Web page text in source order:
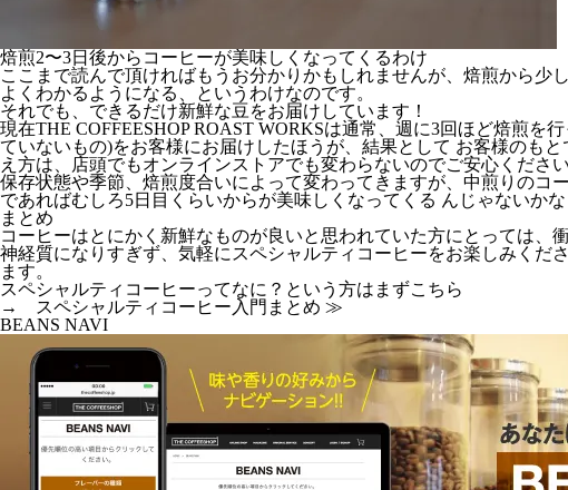
焙煎2〜3日後からコーヒーが美味しくなってくるわけ
ここまで読んで頂ければもうお分かりかもしれませんが、焙煎から
よくわかるようになる、というわけなのです。
それでも、できるだけ新鮮な豆をお届けしています！
現在THE COFFEESHOP ROAST WORKSは通常、週に3回ほど焙煎
ていないもの)をお客様にお届けしたほうが、結果として お客様のも
え方は、店頭でもオンラインストアでも変わらないのでご安心ください
保存状態や季節、焙煎度合いによって変わってきますが、中煎りのコ
であればむしろ5日目くらいからが美味しくなってくる んじゃないか
まとめ
コーヒーはとにかく新鮮なものが良いと思われていた方にとっては、
神経質になりすぎず、気軽にスペシャルティコーヒーをお楽しみく
ます。
スペシャルティコーヒーってなに？という方はまずこちら
→ スペシャルティコーヒー入門まとめ ≫
BEANS NAVI